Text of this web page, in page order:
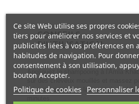
CONSEILS
D'UTILISATION
Appliquez le shampooing à l'Amla Khadi
sur des cheveux mouillés et massez
faire mousser, puis laisser agir
Ce site Web utilise ses propres
tiers pour améliorer nos services et
publicités liées à vos préférences en
habitudes de navigation. Pour
consentement à son utilisation,
bouton Accepter.
Politique de cookies Personnaliser